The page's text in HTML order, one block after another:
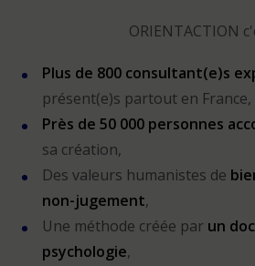
ORIENTACTION
Plus de 800 consultant(e)s
présent(e)s partout en France,
Près de 50 000 personnes
sa création,
Des valeurs humanistes de
non-jugement,
Une méthode créée par un
psychologie,